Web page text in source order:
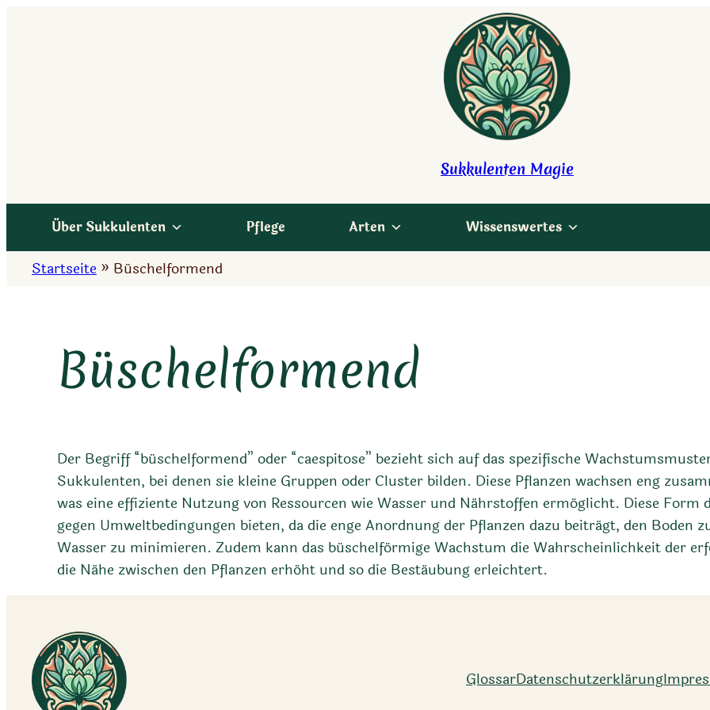
Sukkulenten Magie
Über Sukkulenten Pflege Arten Wissenswertes
Startseite » Büschelformend
Büschelformend
Der Begriff “büschelformend” oder “caespitose” bezieht sich auf das spezifische
Sukkulenten, bei denen sie kleine Gruppen oder Cluster bilden. Diese Pflanzen wachsen eng
was eine effiziente Nutzung von Ressourcen wie Wasser und Nährstoffen ermöglicht. Diese Form
gegen Umweltbedingungen bieten, da die enge Anordnung der Pflanzen dazu beiträgt, den Boden
Wasser zu minimieren. Zudem kann das büschelförmige Wachstum die Wahrscheinlichkeit der
die Nähe zwischen den Pflanzen erhöht und so die Bestäubung erleichtert.
GlossarDatenschutz­erklärung